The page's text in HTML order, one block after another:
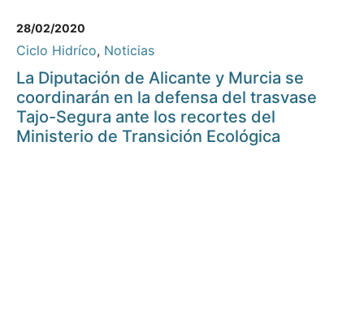
28/02/2020
Ciclo Hidríco, Noticias
La Diputación de Alicante y Murcia se
coordinarán en la defensa del trasvase
Tajo-Segura ante los recortes del
Ministerio de Transición Ecológica